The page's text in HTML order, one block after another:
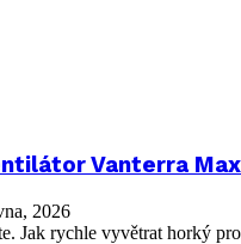
Vanterra
2026
Jak rychle vyvětrat horký